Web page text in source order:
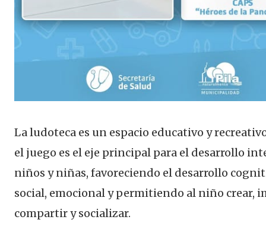
La ludoteca es un espacio educativo y
el juego es el eje principal para el desarrollo
niños y niñas, favoreciendo el desarrollo
social, emocional y permitiendo al niño crear,
compartir y socializar.